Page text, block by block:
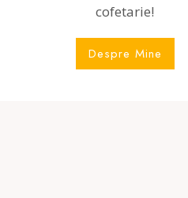
cofetarie!
Despre Mine